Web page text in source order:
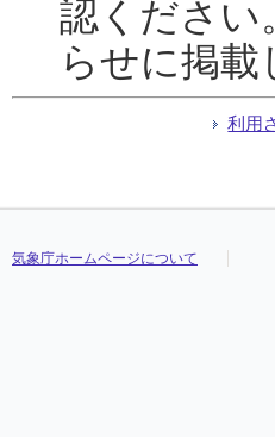
認ください
らせに掲載
利用
気象庁ホームページについて